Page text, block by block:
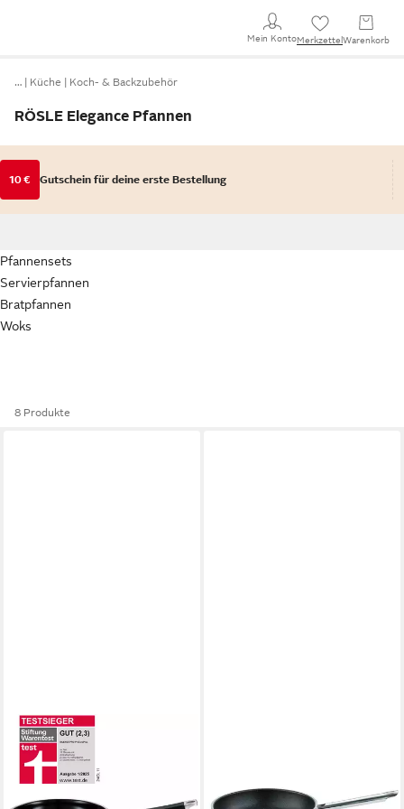
Mein KontoMerkzettel Warenkorb
… Küche Koch- & Backzubehör
RÖSLE Elegance Pfannen
10 € Gutschein für deine erste Bestellung
Pfannensets
Servierpfannen
Bratpfannen
Woks
8 Produkte
RÖSLE
Bratpfanne SILENCE PRO
CeraPlus, Edelstahl 18/10 (1-
tlg)